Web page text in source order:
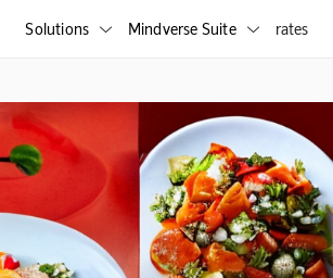
Solutions  Mindverse Suite  rates